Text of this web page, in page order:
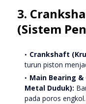
3.
(Sistem
Crankshaft
turun piston
Main Bearing
Metal Duduk):
pada poros engkol.